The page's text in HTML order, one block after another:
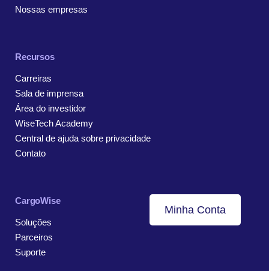
Nossas empresas
Recursos
Carreiras
Sala de imprensa
Área do investidor
WiseTech Academy
Central de ajuda sobre privacidade
Contato
CargoWise
Soluções
Parceiros
Suporte
Minha Conta